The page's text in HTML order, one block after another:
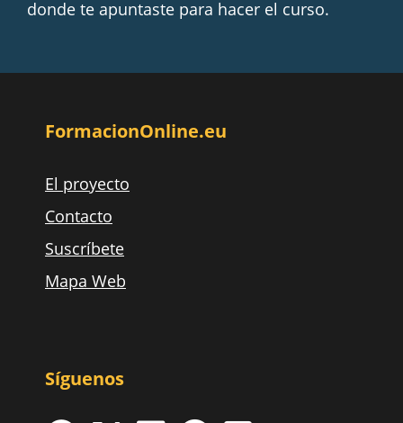
donde te apuntaste para hacer el curso.
FormacionOnline.eu
El proyecto
Contacto
Suscríbete
Mapa Web
Síguenos